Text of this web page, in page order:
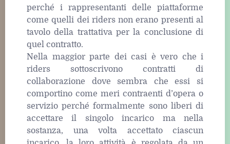
perché i rappresentanti delle piattaforme
come quelli dei riders non erano presenti al
tavolo della trattativa per la conclusione di
quel contratto.
Nella maggior parte dei casi è vero che i
riders sottoscrivono contratti di
collaborazione dove sembra che essi si
comportino come meri contraenti d’opera o
servizio perché formalmente sono liberi di
accettare il singolo incarico ma nella
sostanza, una volta accettato ciascun